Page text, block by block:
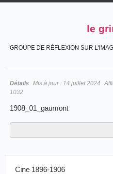
le
GROUPE DE RÉFLEXION SUR
Détails Mis à jour : 14 juillet 2024
1032
1908_01_gaumont
Cine 1896-1906